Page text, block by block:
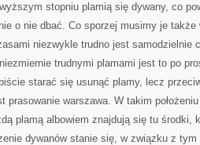
stopniu plamią się dywany, co
o nie dbać. Co sporzej musimy je
niezwykle trudno jest samodzielnie
trudnymi plamami jest to po
starać się usunąć plamy, lecz
prasowanie warszawa. W takim
plamą albowiem znajdują się tu środki,
dywanów stanie się, w związku z